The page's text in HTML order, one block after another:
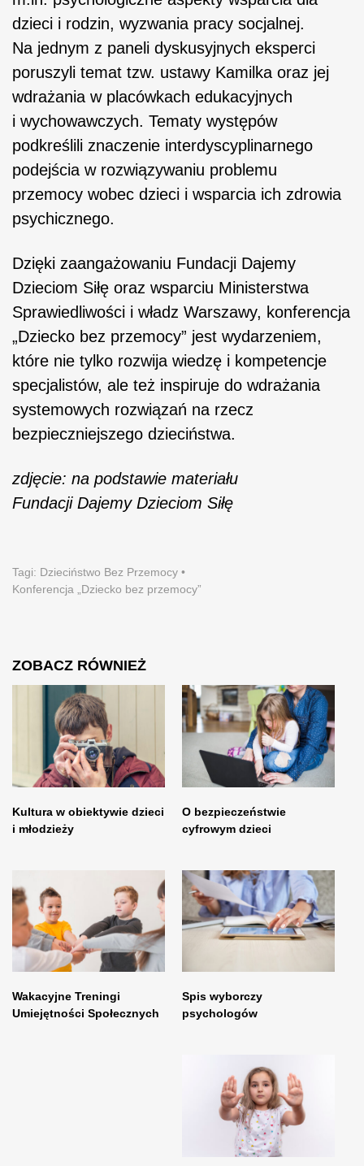
ZOBACZ RÓWNIEŻ
O bezpieczeństwie
cyfrowym dzieci
Kultura w obiektywie dzieci
i młodzieży
Spis wyborczy
psychologów
Wakacyjne Treningi
Umiejętności Społecznych
dzieci i rodzin, wyzwania pracy socjalnej.
Na jednym z paneli dyskusyjnych eksperci
poruszyli temat tzw. ustawy Kamilka oraz jej
wdrażania w placówkach edukacyjnych
i wychowawczych. Tematy występów
podkreślili znaczenie interdyscyplinarnego
podejścia w rozwiązywaniu problemu
przemocy wobec dzieci i wsparcia ich zdrowia
psychicznego.
Dzięki zaangażowaniu Fundacji Dajemy
Dzieciom Siłę oraz wsparciu Ministerstwa
Sprawiedliwości i władz Warszawy, konferencja
„Dziecko bez przemocy” jest wydarzeniem,
które nie tylko rozwija wiedzę i kompetencje
specjalistów, ale też inspiruje do wdrażania
systemowych rozwiązań na rzecz
bezpieczniejszego dzieciństwa.
zdjęcie: na podstawie materiału
Fundacji Dajemy Dzieciom Siłę
Tagi: Dzieciństwo Bez Przemocy •
Konferencja „Dziecko bez przemocy”